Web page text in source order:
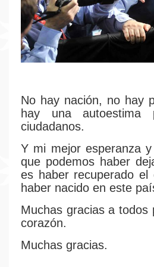
No hay nación, no hay
hay una autoestima
ciudadanos.
Y mi mejor esperanza
que podemos haber
es haber recuperado
haber nacido en este
Muchas gracias a
corazón.
Muchas gracias.